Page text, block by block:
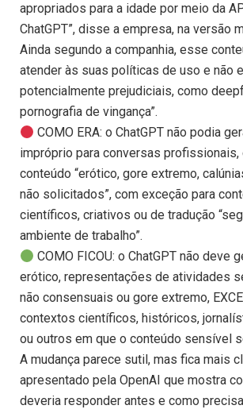
apropriados para a idade por meio da
ChatGPT”, disse a empresa, na versão
Ainda segundo a companhia, esse
atender às suas políticas de uso e não
potencialmente prejudiciais, como
pornografia de vingança”.
COMO ERA: o ChatGPT não podia
impróprio para conversas profissionais,
conteúdo “erótico, gore extremo,
não solicitados”, com exceção para
científicos, criativos ou de tradução
ambiente de trabalho”.
COMO FICOU: o ChatGPT não deve
erótico, representações de atividades
não consensuais ou gore extremo,
contextos científicos, históricos,
ou outros em que o conteúdo sensível
A mudança parece sutil, mas fica mais
apresentado pela OpenAI que mostra
deveria responder antes e como